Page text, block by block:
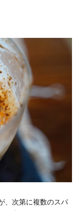
、次第に複数のスパ